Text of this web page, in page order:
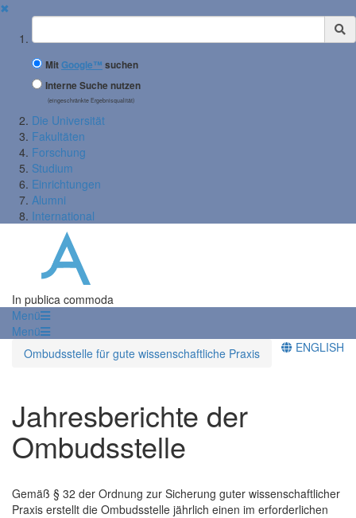
✖
Suchbegriff
MitGoogle™ suchen
Interne Suche nutzen
(eingeschränkte Ergebnisqualität)
Die Universität
Fakultäten
Forschung
Studium
Einrichtungen
Alumni
International
In publica commoda
Menü
Menü
Ombudsstelle für gute wissenschaftliche Praxis
ENGLISH
Jahresberichte der
Ombudsstelle
Gemäß § 32 der Ordnung zur Sicherung guter wissenschaftlicher
Praxis erstellt die Ombudsstelle jährlich einen im erforderlichen